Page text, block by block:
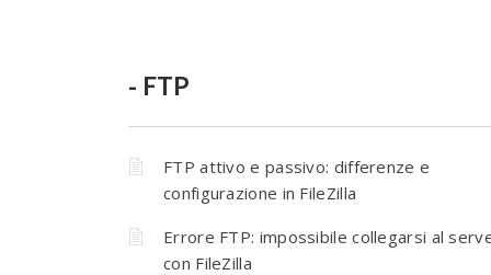
- FTP
FTP attivo e passivo: differenze e
configurazione in FileZilla
Errore FTP: impossibile collegarsi al
con FileZilla